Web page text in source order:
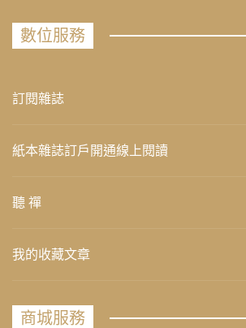
數位服務
訂閱雜誌
紙本雜誌訂戶開通線上閱讀
聽 禪
我的收藏文章
商城服務